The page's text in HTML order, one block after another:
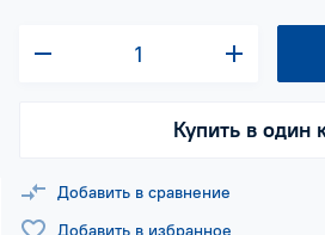
Купить в один
Добавить в сравнение
Добавить в избранное